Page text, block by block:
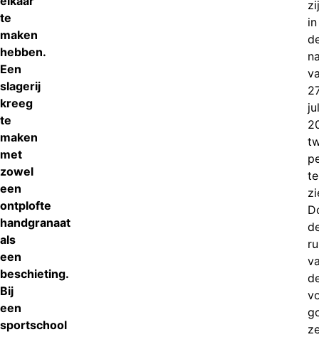
te
maken
hebben.
Een
slagerij
kreeg
te
maken
met
zowel
een
ontplofte
handgranaat
als
een
beschieting.
Bij
een
sportschool
in
te